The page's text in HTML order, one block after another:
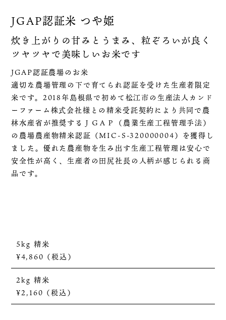
JGAP認証米 つや姫
炊き上がりの甘みとうまみ、粒ぞろいが良く
ツヤツヤで美味しいお米です
JGAP認証農場のお米
適切な農場管理の下で育てられ認証を受けた生産者限定
米です。2018年島根県で初めて松江市の生産法人カンド
ーファーム株式会社様との精米受託契約により共同で農
林水産省が推奨するＪＧＡＰ（農業生産工程管理手法）
の農場農産物精米認証（MIC-S-320000004）を獲得し
ました。優れた農産物を生み出す生産工程管理は安心で
安全性が高く、生産者の田尻社長の人柄が感じられる商
品です。
5kg 精米
¥4,860（税込）
2kg 精米
¥2,160（税込）